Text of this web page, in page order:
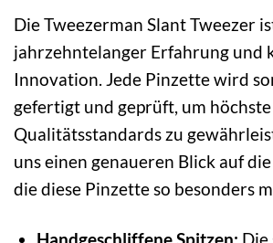
Die Tweezerman Slant Tweezer
jahrzehntelanger Erfahrung und
Innovation. Jede Pinzette wird
gefertigt und geprüft, um höchste
Qualitätsstandards zu
uns einen genaueren Blick auf
die diese Pinzette so besonders